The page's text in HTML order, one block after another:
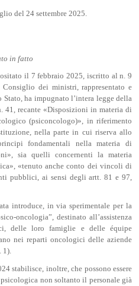
del 24 settembre 2025.
in fatto
il 7 febbraio 2025, iscritto al n. 9
dei ministri, rappresentato e
ha impugnato l’intera legge della
41, recante «Disposizioni in materia di
(psiconcologo)», in riferimento
nella parte in cui riserva allo
fondamentali nella materia di
sia quelli concernenti la materia
«tenuto anche conto dei vincoli di
pubblici, ai sensi degli artt. 81 e 97,
introduce, in via sperimentale per la
oncologia”, destinato all’assistenza
delle loro famiglie e delle équipe
nei reparti oncologici delle aziende
1).
stabilisce, inoltre, che possono essere
non soltanto il personale già